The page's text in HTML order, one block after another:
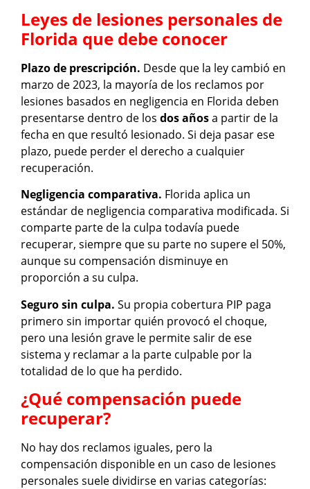
Leyes de lesiones personales de
Florida que debe conocer
Plazo de prescripción. Desde que la ley cambió en
marzo de 2023, la mayoría de los reclamos por
lesiones basados en negligencia en Florida deben
presentarse dentro de los dos añosa partir de la
fecha en que resultó lesionado. Si deja pasar ese
plazo, puede perder el derecho a cualquier
recuperación.
Negligencia comparativa. Florida aplica un
estándar de negligencia comparativa modificada. Si
comparte parte de la culpa todavía puede
recuperar, siempre que su parte no supere el 50%,
aunque su compensación disminuye en
proporción a su culpa.
Seguro sin culpa. Su propia cobertura PIP paga
primero sin importar quién provocó el choque,
pero una lesión grave le permite salir de ese
sistema y reclamar a la parte culpable por la
totalidad de lo que ha perdido.
¿Qué compensación puede
recuperar?
No hay dos reclamos iguales, pero la
compensación disponible en un caso de lesiones
personales suele dividirse en varias categorías: